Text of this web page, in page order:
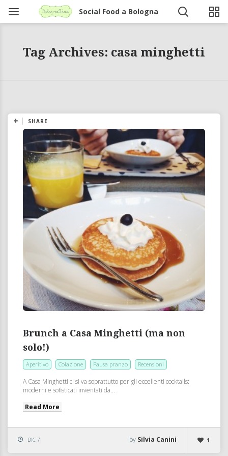
Social Food a Bologna
Tag Archives: casa minghetti
SHARE
Brunch a Casa Minghetti (ma non
solo!)
Aperitivo Colazione Pausa pranzo Recensioni
A Casa Minghetti ci si va soprattutto per gli eccellenti cocktails:
moderni e sofisticati inventati da...
Read More
DIC 7 1
by Silvia Canini